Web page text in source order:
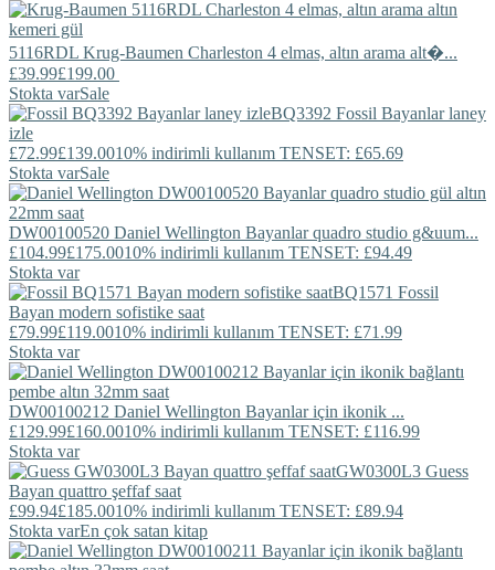
5116RDL Krug-Baumen Charleston 4 elmas, altın arama alt�...
£39.99£199.00
Stokta varSale
BQ3392 Fossil Bayanlar laney
izle
£72.99£139.0010% indirimli kullanım TENSET: £65.69
Stokta varSale
DW00100520 Daniel Wellington Bayanlar quadro studio g&uum...
£104.99£175.0010% indirimli kullanım TENSET: £94.49
Stokta var
BQ1571 Fossil
Bayan modern sofistike saat
£79.99£119.0010% indirimli kullanım TENSET: £71.99
Stokta var
DW00100212 Daniel Wellington Bayanlar için ikonik ...
£129.99£160.0010% indirimli kullanım TENSET: £116.99
Stokta var
GW0300L3 Guess
Bayan quattro şeffaf saat
£99.94£185.0010% indirimli kullanım TENSET: £89.94
Stokta varEn çok satan kitap